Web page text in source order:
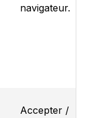
navigateur.
Accepter /